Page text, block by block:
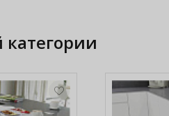
категории